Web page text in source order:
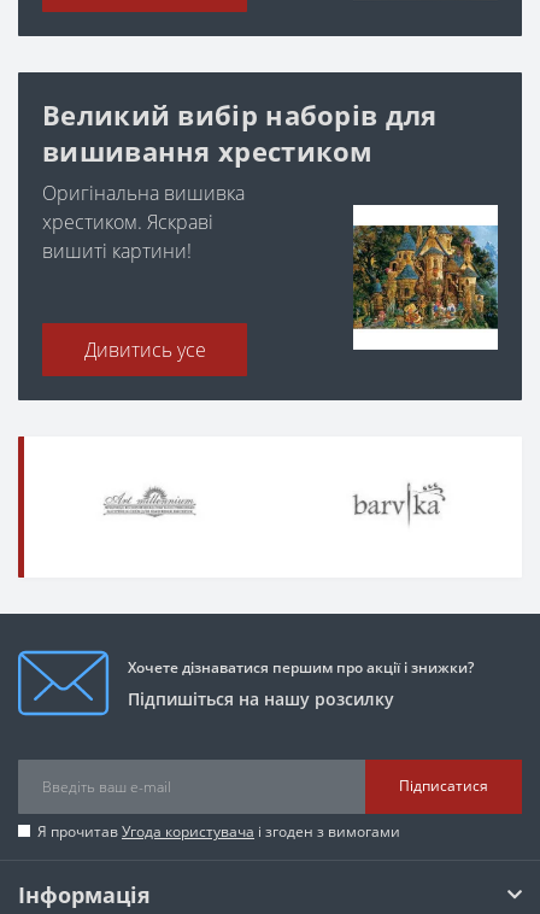
Великий вибір наборів для
вишивання хрестиком
Оригінальна вишивка
хрестиком. Яскраві
вишиті картини!
Дивитись усе
Хочете дізнаватися першим про акції і знижки?
Підпишіться на нашу розсилку
Підписатися
Я прочитавУгода користувача і згоден з вимогами
Інформація